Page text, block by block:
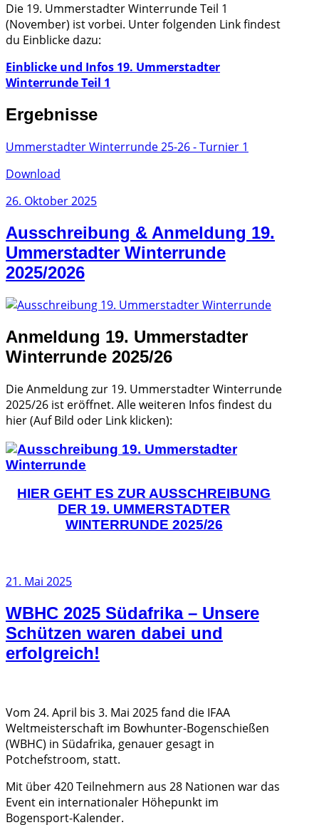
Die 19. Ummerstadter Winterrunde Teil 1
(November) ist vorbei. Unter folgenden Link findest
du Einblicke dazu:
Einblicke und Infos 19. Ummerstadter
Winterrunde Teil 1
Ergebnisse
Ummerstadter Winterrunde 25-26 - Turnier 1
Download
Veröffentlicht
26. Oktober 2025
Ausschreibung & Anmeldung 19.
Ummerstadter Winterrunde
2025/2026
Anmeldung 19. Ummerstadter
Winterrunde 2025/26
Die Anmeldung zur 19. Ummerstadter Winterrunde
2025/26 ist eröffnet. Alle weiteren Infos findest du
hier (Auf Bild oder Link klicken):
HIER GEHT ES ZUR AUSSCHREIBUNG
DER 19. UMMERSTADTER
WINTERRUNDE 2025/26
Veröffentlicht
21. Mai 2025
WBHC 2025 Südafrika – Unsere
Schützen waren dabei und
erfolgreich!
Vom 24. April bis 3. Mai 2025 fand die IFAA
Weltmeisterschaft im Bowhunter-Bogenschießen
(WBHC) in Südafrika, genauer gesagt in
Potchefstroom, statt.
Mit über 420 Teilnehmern aus 28 Nationen war das
Event ein internationaler Höhepunkt im
Bogensport-Kalender.